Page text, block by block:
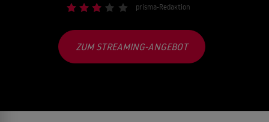
prisma-Redaktion
ZUM STREAMING-ANGEBOT